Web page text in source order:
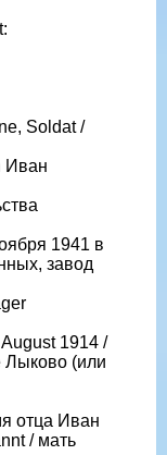
Soldat /
Иван
1941 в
завод
1914 /
Лыково (или
отца Иван
/ мать